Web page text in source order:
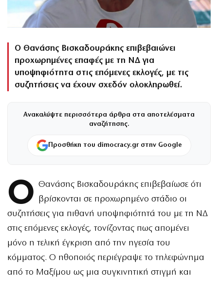
Ο Θανάσης Βισκαδουράκης επιβεβαιώνει
προχωρημένες επαφές με τη ΝΔ για
υποψηφιότητα στις επόμενες εκλογές, με τις
συζητήσεις να έχουν σχεδόν ολοκληρωθεί.
Ανακαλύψτε περισσότερα άρθρα στα αποτελέσματα
αναζήτησης.
Προσθήκη του dimocracy.gr στην Google
Ο Θανάσης Βισκαδουράκης επιβεβαίωσε ότι
βρίσκονται σε προχωρημένο στάδιο οι
συζητήσεις για πιθανή υποψηφιότητά του με τη ΝΔ
στις επόμενες εκλογές, τονίζοντας πως απομένει
μόνο η τελική έγκριση από την ηγεσία του
κόμματος. Ο ηθοποιός περιέγραψε το τηλεφώνημα
από το Μαξίμου ως μια συγκινητική στιγμή και